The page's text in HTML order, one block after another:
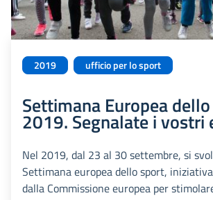
2019 ufficio per lo sport
Settimana Europea
2019. Segnalate i vostri
Nel 2019, dal 23 al 30 settembre, si
Settimana europea dello sport,
dalla Commissione europea per